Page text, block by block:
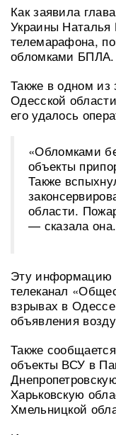
Как заявила
Украины Наталья
телемарафона,
обломками БПЛА.
Также в одном из
Одесской
его удалось
«Обломками
объекты
Также
области.
— сказала она.
Эту информацию
телеканал
взрывах в
объявления
Также
объекты ВСУ в
Харьковскую
Хмельницкой